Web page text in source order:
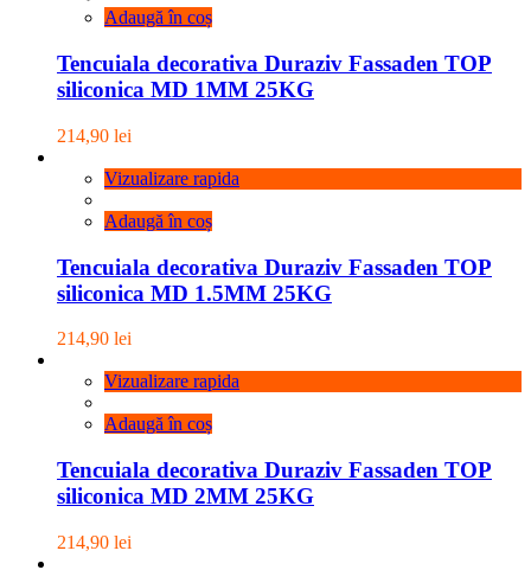
Adaugă în coș
Tencuiala decorativa Duraziv Fassaden TOP
siliconica MD 1MM 25KG
214,90 lei
Vizualizare rapida
Adaugă în coș
Tencuiala decorativa Duraziv Fassaden TOP
siliconica MD 1.5MM 25KG
214,90 lei
Vizualizare rapida
Adaugă în coș
Tencuiala decorativa Duraziv Fassaden TOP
siliconica MD 2MM 25KG
214,90 lei